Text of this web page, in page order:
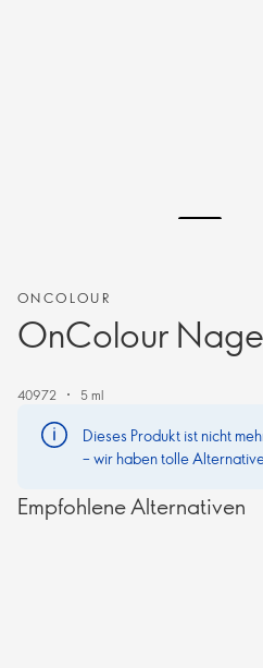
ONCOLOUR
OnColour
40972 5 ml
Dieses Produkt ist nicht
– wir haben tolle
Empfohlene Alternativen